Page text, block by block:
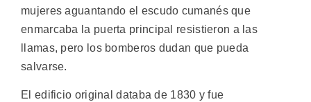
mujeres aguantando el escudo cumanés que
enmarcaba la puerta principal resistieron a las
llamas, pero los bomberos dudan que pueda
salvarse.
El edificio original databa de 1830 y fue